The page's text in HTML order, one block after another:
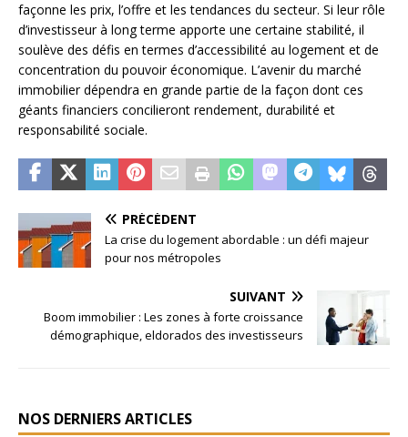
façonne les prix, l’offre et les tendances du secteur. Si leur rôle
d’investisseur à long terme apporte une certaine stabilité, il
soulève des défis en termes d’accessibilité au logement et de
concentration du pouvoir économique. L’avenir du marché
immobilier dépendra en grande partie de la façon dont ces
géants financiers concilieront rendement, durabilité et
responsabilité sociale.
PRÉCÉDENT
La crise du logement abordable : un défi majeur
pour nos métropoles
SUIVANT
Boom immobilier : Les zones à forte croissance
démographique, eldorados des investisseurs
NOS DERNIERS ARTICLES